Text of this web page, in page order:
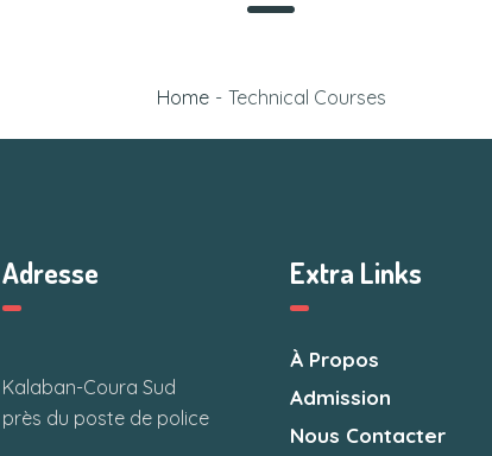
Home - Technical Courses
Adresse
Kalaban-Coura Sud
près du poste de police
Extra Links
À Propos
Admission
Nous Contacter